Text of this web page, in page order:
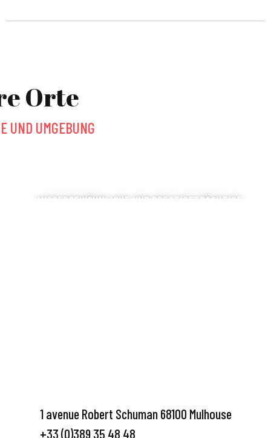
Orte
UND UMGEBUNG
AUSSERGEWÖHNLICHE UND PRESTIGETRÄCHTIGE O
1 avenue Robert Schuman 68100 Mulhouse
+33 (0)389 35 48 48